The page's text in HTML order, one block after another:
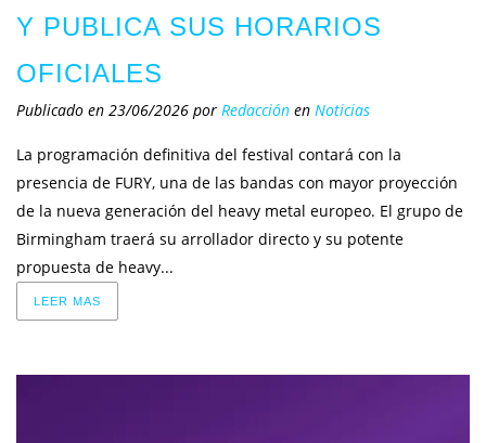
Y PUBLICA SUS HORARIOS
OFICIALES
Publicado en 23/06/2026 por Redacción en Noticias
La programación definitiva del festival contará con la
presencia de FURY, una de las bandas con mayor proyección
de la nueva generación del heavy metal europeo. El grupo de
Birmingham traerá su arrollador directo y su potente
propuesta de heavy...
LEER MAS